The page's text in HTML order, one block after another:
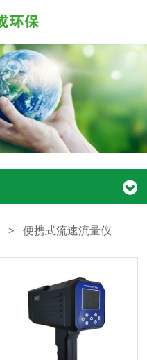
> 便携式流速流量仪